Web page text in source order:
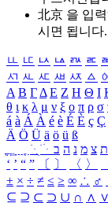
北京 을 입
시면 됩니다.
ㅥ ㅦ ㅧ ㅨ ㅩ ㅪ
ㅺ ㅻ ㅼ ㅽ ㅾ ㅿ
Α Β ΓΔ Ε Ζ Η Θ Ι
θ ι κ λ μ ν ξ ο π ρ σ
á à Á À é è É È ç Ç
Ä Ö Ü ä ö ü ß
ִֶֹ ֻּ ׁׂ ת צ מ נ ה ב
‘ ’ “ ” 〔 〕 〈 〉 「
± × ÷ ≠ ≤ ≥ ∞ ∴ ♂
⊆ ⊇ ⊂ ⊃ ∪ ∩ ∧ ∨